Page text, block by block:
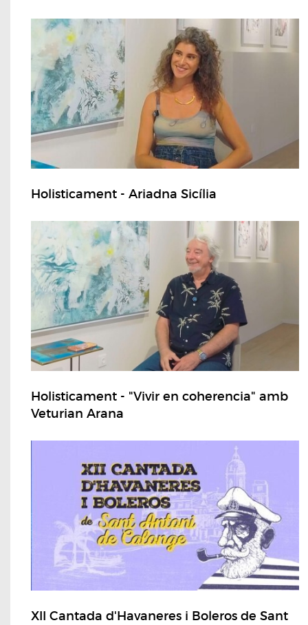
Holisticament - Ariadna Sicília
Holisticament - "Vivir en coherencia" amb
Veturian Arana
XII Cantada d'Havaneres i Boleros de Sant